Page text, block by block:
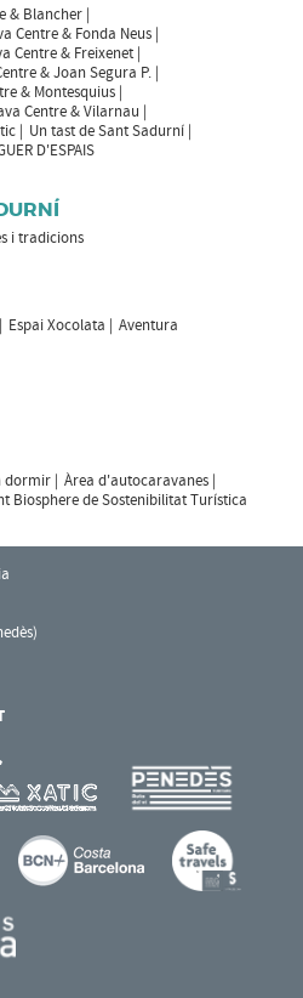
& Blancher
Centre & Fonda Neus
Centre & Freixenet
& Joan Segura P.
& Montesquius
Centre & Vilarnau
Un tast de Sant Sadurní
D'ESPAIS
i tradicions
Espai Xocolata Aventura
dormir
Àrea d'autocaravanes
Biosphere de Sostenibilitat Turística